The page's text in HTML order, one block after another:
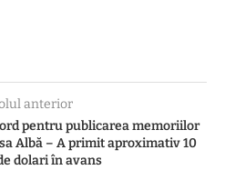
anterior
pentru publicarea memoriilor
Albă – A primit aproximativ 10
dolari în avans